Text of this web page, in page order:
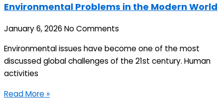
Environmental Problems in the Modern World
January 6, 2026 No Comments
Environmental issues have become one of the most
discussed global challenges of the 21st century. Human
activities
Read More »